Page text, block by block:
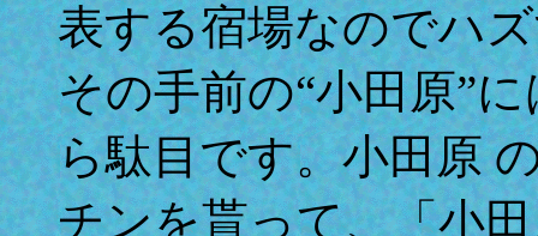
表する宿場なのでハ
その手前の“小田原”
ら駄目です。小田原
チンを貰って、「小